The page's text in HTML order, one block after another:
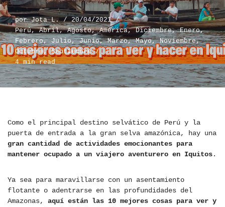
porJota L.
20/04/2021
Perú,Abril,Agosto,América,Diciembre,Enero,
Febrero,Julio,Junio,Marzo,Mayo,Noviembre,
Octubre,Septiembre
4 min read
Como el principal destino selvático de Perú y la
puerta de entrada a la gran selva amazónica, hay una
gran cantidad de actividades emocionantes para
mantener ocupado a un viajero aventurero en Iquitos.
Ya sea para maravillarse con un asentamiento
flotante o adentrarse en las profundidades del
Amazonas, aquí están las 10 mejores cosas para ver y